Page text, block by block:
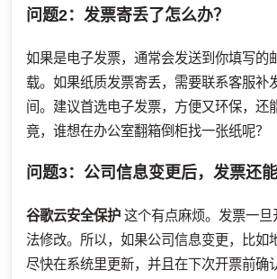
问题2：发票寄丢了怎么办？
如果是电子发票，通常会发送到你填写的
载。如果纸质发票寄丢，需要联系客服补
间。建议首选电子发票，方便又环保，还
竟，谁想在办公室翻箱倒柜找一张纸呢？
问题3：公司信息变更后，发票还能
谷歌云安全保护 这个有点麻烦。发票一
法修改。所以，如果公司信息变更，比如
尽快在系统里更新，并且在下次开票前确